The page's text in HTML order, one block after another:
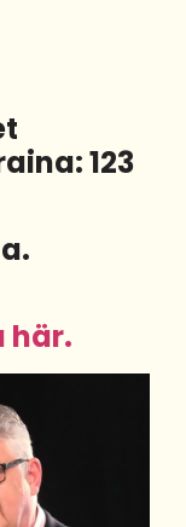
123
här.